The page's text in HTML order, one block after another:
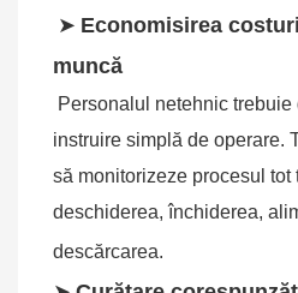
➤ Economisirea
muncă
Personalul netehnic trebuie
instruire simplă de operare.
să monitorizeze procesul tot
deschiderea, închiderea,
descărcarea.